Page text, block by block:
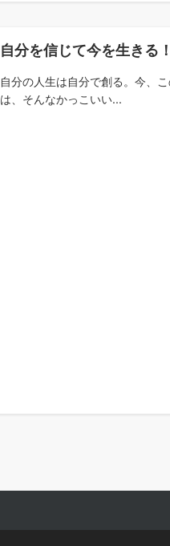
自分を信じて今を生きる！
自分の人生は自分で創る。今、
は、そんなかっこいい...